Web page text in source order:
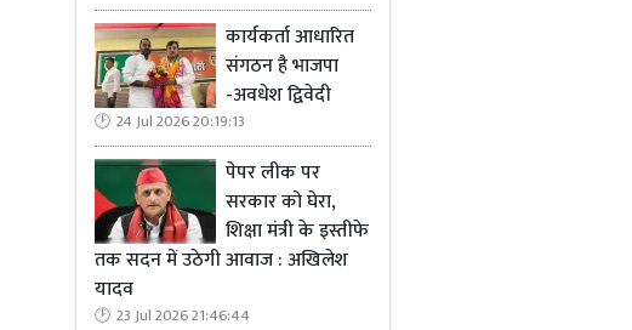
कार्यकर्ता आधारित
संगठन है भाजपा
-अवधेश द्विवेदी
24 Jul 2026 20:19:13
पेपर लीक पर
सरकार को घेरा,
शिक्षा मंत्री के इस्तीफे
तक सदन में उठेगी आवाज : अखिलेश
यादव
23 Jul 2026 21:46:44